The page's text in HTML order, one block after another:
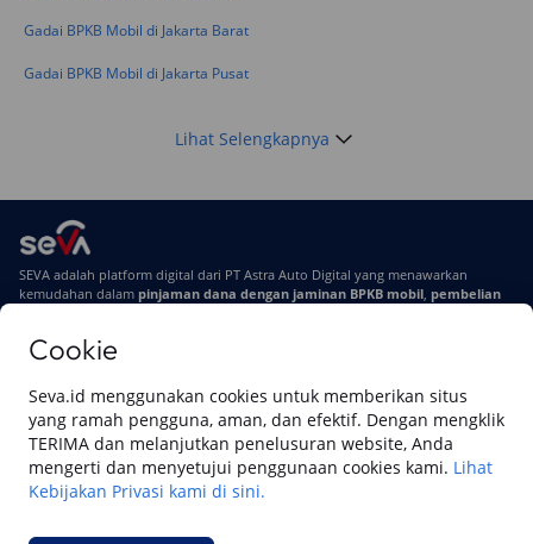
Cookie
Seva.id menggunakan cookies untuk memberikan situs
yang ramah pengguna, aman, dan efektif. Dengan mengklik
TERIMA dan melanjutkan penelusuran website, Anda
mengerti dan menyetujui penggunaan cookies kami. Lihat
Kebijakan Privasi kami di sini.
Gadai BPKB Mobil di Jakarta Barat
Gadai BPKB Mobil di Jakarta Pusat
Lihat Selengkapnya
SEVA adalah platform digital dari PT Astra Auto Digital yang menawarkan
kemudahan dalam pinjaman dana dengan jaminan BPKB mobil pembelian
Di SEVA, BPKB mobilmu #BisaJadiDuit
Tentang SEVASyarat & Ketentuan
Pemberitahuan Privasi